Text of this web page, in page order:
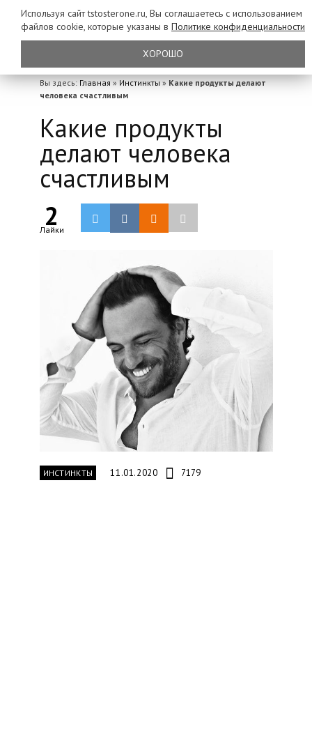
Вы здесь: Главная » Инстинкты » Какие продукты делают
человека счастливым
Какие продукты
делают человека
счастливым
2
Лайки
ИНСТИНКТЫ 11.01.2020 7179
Используя сайт tstosterone.ru, Вы соглашаетесь с использованием
файлов cookie, которые указаны в Политике конфиденциальности
ХОРОШО